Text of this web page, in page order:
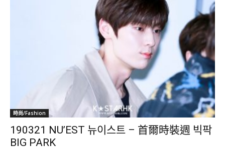
時尚/Fashion
190321 NU’EST 뉴이스트 – 首爾時裝週 빅팍
BIG PARK